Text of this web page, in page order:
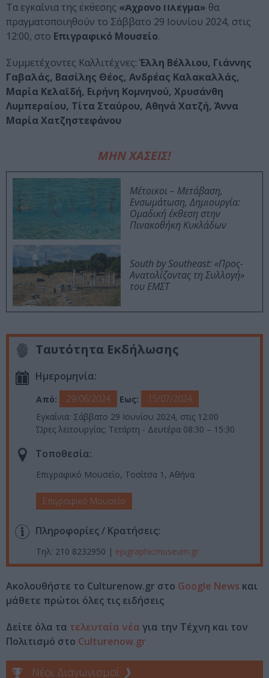
Τα εγκαίνια της έκθεσης «Άχρονο Πλέγμα» θα
πραγματοποιηθούν το Σάββατο 29 Ιουνίου 2024, στις
12:00, στο Επιγραφικό Μουσείο.
Συμμετέχοντες Καλλιτέχνες: Έλλη Βέλλιου, Γιάννης
Γαβαλάς, Βασίλης Θέος, Ανδρέας Καλακαλλάς,
Μαρία Κελαϊδή, Ειρήνη Κομνηνού, Χρυσάνθη
Λυμπεραίου, Τίτα Σταύρου, Αθηνά Χατζή, Άννα
Μαρία Χατζηστεφάνου
ΜΗΝ ΧΑΣΕΙΣ!
Μέτοικοι – Μετάβαση,
Ενσωμάτωση, Δημιουργία:
Ομαδική έκθεση στην
Πινακοθήκη Κυκλάδων
South by Southeast: «Προς-
Ανατολίζοντας τη Συλλογή»
του ΕΜΣΤ
Ταυτότητα Εκδήλωσης
Ημερομηνία:
Από: 29/06/2024 Εως:
15/07/2024
Εγκαίνια: Σάββατο 29 Ιουνίου 2024, στις 12:00
Ώρες λειτουργίας: Τετάρτη - Δευτέρα 08:30 – 15:30
Τοποθεσία:
Επιγραφικό Μουσείο, Τοσίτσα 1, Αθήνα
Επιγραφικό Μουσείο
Πληροφορίες / Κρατήσεις:
Τηλ: 210 8232950 | epigraphicmuseum.gr
Ακολουθήστε το Culturenow.gr στο Google News και
μάθετε πρώτοι όλες τις ειδήσεις
Δείτε όλα τα τελευταία νέα για την Τέχνη και τον
Πολιτισμό στο Culturenow.gr
Νέοι Διαγωνισμοί ❯